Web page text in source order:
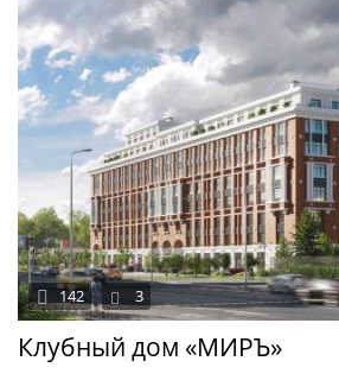
Клубный дом «МИРЪ»
142 3